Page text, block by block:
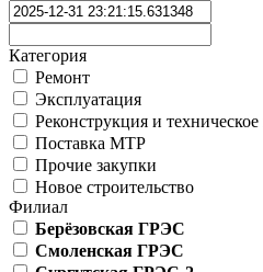
Категория
Ремонт
Эксплуатация
Реконструкция и
Поставка МТР
Прочие закупки
Новое строительство
Филиал
Берёзовская ГРЭС
Смоленская ГРЭС